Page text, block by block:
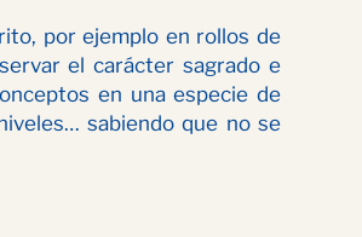
por ejemplo en rollos de
el carácter sagrado e
en una especie de
sabiendo que no se